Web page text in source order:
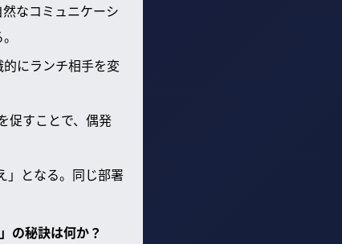
なコミュニケーシ
にランチ相手を変
促すことで、偶発
」となる。同じ部署
の秘訣は何か？